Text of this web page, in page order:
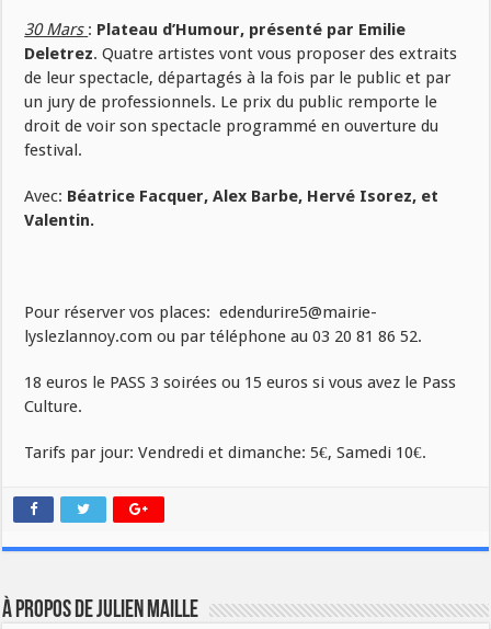
30 Mars : Plateau d’Humour, présenté par Emilie
Deletrez. Quatre artistes vont vous proposer des extraits
de leur spectacle, départagés à la fois par le public et par
un jury de professionnels. Le prix du public remporte le
droit de voir son spectacle programmé en ouverture du
festival.
Avec: Béatrice Facquer, Alex Barbe, Hervé Isorez, et
Valentin.
Pour réserver vos places: edendurire5@mairie-
lyslezlannoy.com ou par téléphone au 03 20 81 86 52.
18 euros le PASS 3 soirées ou 15 euros si vous avez le Pass
Culture.
Tarifs par jour: Vendredi et dimanche: 5€, Samedi 10€.
À propos de Julien Maille